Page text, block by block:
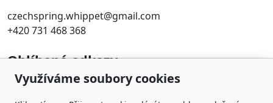
czechspring.whippet@gmail.com
+420 731 468 368
Oblíbené odkazy
ČMKU
Whippet Fun Club
Využíváme soubory cookies